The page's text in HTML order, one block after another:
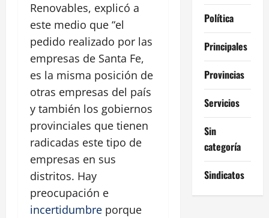
Renovables, explicó a
este medio que “el
pedido realizado por las
empresas de Santa Fe,
es la misma posición de
otras empresas del país
y también los gobiernos
provinciales que tienen
radicadas este tipo de
empresas en sus
distritos. Hay
preocupación e
incertidumbre porque
Política
Principales
Provincias
Servicios
Sin
categoría
Sindicatos